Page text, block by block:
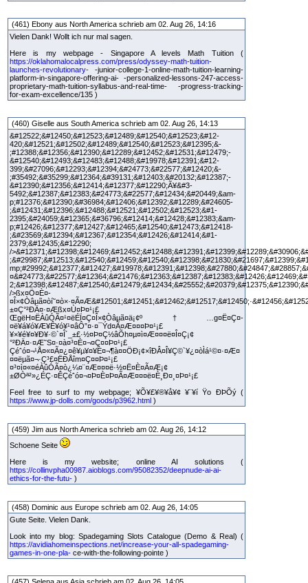
(461) Ebony aus North America schrieb am 02. Aug 26, 14:16
Vielen Dank! Wollt ich nur mal sagen.
Here is my webpage - Singapore A levels Math Tuition (
https://oklahomalocalpress.com/press/odyssey-math-tuition-
launches-revolutionary- -junior-college-1-online-math-tuition-learning-
platform-in-singapore-offering-ai- -personalized-lessons-247-access-
proprietary-math-tuition-syllabus-and-real-time- -progress-tracking-
for-exam-excellence/135 )
(460) Giselle aus South America schrieb am 02. Aug 26, 14:13
&#12522;&#12450;&#12523;&#12489;&#12540;&#12523;&#12-
420;&#12521;&#12502;&#12489;&#12540;&#12523;&#12395;&-
;#12388;&#12356;&#12390;&#12289;&#12452;&#12531;&#12479;-
&#12540;&#12493;&#12483;&#12488;&#19978;&#12391;&#12-
399;&#27096;&#12293;&#12394;&#24773;&#22577;&#12420;&-
;#35492;&#35299;&#12364;&#39131;&#12403;&#20132;&#12387;-
&#12390;&#12356;&#12414;&#12377;&#12290;Ã¥&#3-
5492;&#12387;&#12383;&#24773;&#22577;&#12434;&#20449;&am-
p;#12376;&#12390;&#36984;&#12406;&#12392;&#12289;&#24605-
;&#12431;&#12396;&#12488;&#12521;&#12502;&#12523;&#1-
2395;&#24059;&#12365;&#36796;&#12414;&#12428;&#12383;&am-
p;#12426;&#12377;&#12427;&#12465;&#12540;&#12473;&#12418-
;&#23569;&#12394;&#12367;&#12354;&#12426;&#12414;&#1-
2379;&#12435;&#12290;
/
/>ßx¤Ö¤È¤­
±¤Ç°²ÐÄ¤·¤Æßx¤Ù¤Þ¤¹¡£
ŒgëH¤ËÀûÓÃ¤¹¤ëÉÏ¤Ç¤Î×¢Òâµã¤ä¡¢º†…g¤Ë¤Ç¤­
¤ë¥á¥ó¥Æ¥Ê¥ó¥¹¤âÔ”¤·¤¯Ýd¤Ã¤Æ¤¤¤Þ¤¹¡£
¥×¥é¥¤¥Ð¥·©`¤Î´_±£·½¤Þ¤Ç½âÕh¤µ¤ì¤Æ¤¤¤ë¤Î¤Ç¡¢
°²ÐÄ¤·¤Æ˜S¤·¤à¤³¤È¤¬¤Ç¤­¤Þ¤¹¡£
Çéˆó¤¬¹Å¤«¤Ã¤¿¤ê¥µ¥¤¥È¤¬¶à¤¤ÖÐ¡¢×îÐÂ¤Î¥Ç©`¥¿¤òÌá¹©¤·¤Æ¤
¤¤ëµã¤¬·Ç³£¤ËÐÅîm¤Ç¤­¤Þ¤¹¡£
¤³¤ì¤«¤éÀûÓÃ¤ò¿¼¤¨¤Æ¤¤¤ë·½¤Ë¤È¤Ã¤Æ¡¢
±ØÒª²»¿ÉÇ·¤ÊÇéˆó¤¬¤Þ¤È¤Þ¤Ã¤Æ¤¤¤ë¤È¸Ð¤¸¤Þ¤¹¡£
Feel free to surf to my webpage; ¥Õ¥£¥®¥å¥¢ ¥¨¥í Ÿo ÐÞÕý (
https://www.jp-dolls.com/goods/p3962.html )
(459) Jim aus North America schrieb am 02. Aug 26, 14:12
Schoene Seite
Here is my website; online AI solutions (
https://collinvpha00987.aioblogs.com/95082352/deepnude-ai-ai-
ethics-for-the-futu- )
(458) Dominic aus Europe schrieb am 02. Aug 26, 14:05
Gute Seite. Vielen Dank.
Look into my blog: Spadegaming Slots Catalogue (Demo & Real) (
https://avidiahomeinspections.net/increase-your-all-spadegaming-
games-in-one-pla- ce-with-the-following-pointe )